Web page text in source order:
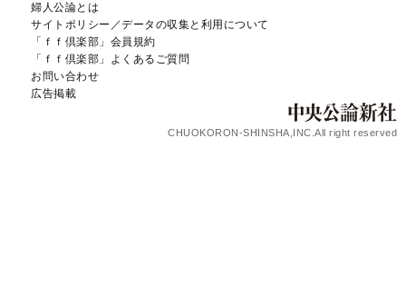
婦人公論とは
サイトポリシー／データの収集と利用について
「ｆｆ倶楽部」会員規約
「ｆｆ倶楽部」よくあるご質問
お問い合わせ
広告掲載
CHUOKORON-SHINSHA,INC.All right reserved